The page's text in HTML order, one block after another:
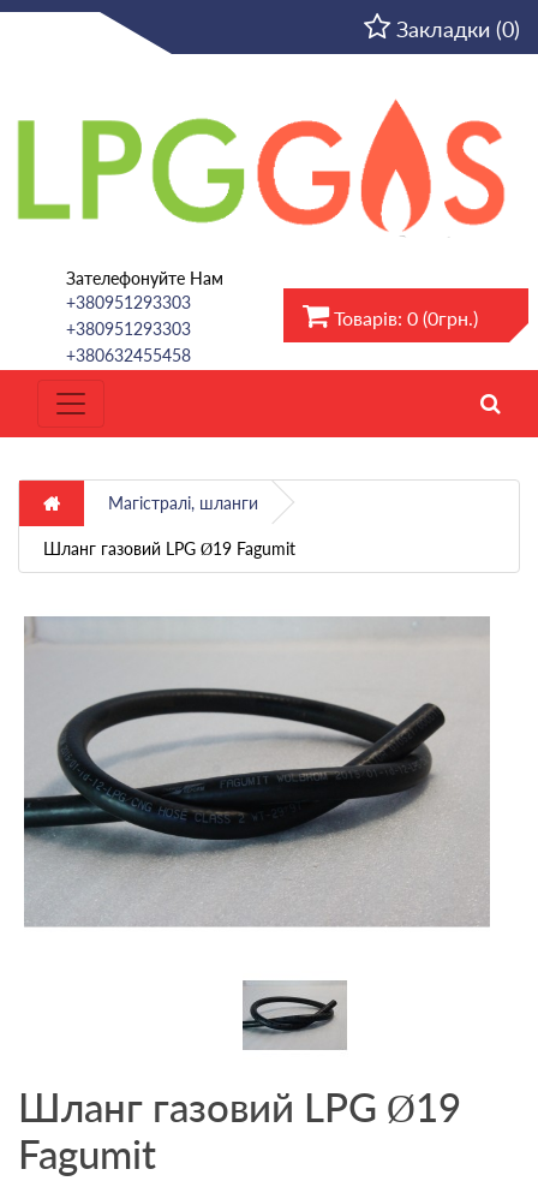
Закладки (0)
Зателефонуйте Нам
+380951293303
+380951293303
+380632455458
Товарів: 0 (0грн.)
Магістралі, шланги
Шланг газовий LPG Ø19 Fagumit
Шланг газовий LPG Ø19
Fagumit